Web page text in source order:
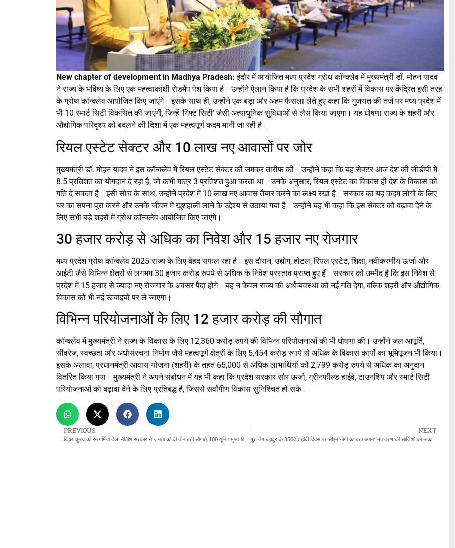
New chapter of development in Madhya Pradesh:इंदौर में आयोजित मध्य प्रदेश ग्रोथ कॉन्क्लेव में मुख्यमंत्री डॉ. मोहन यादव
ने राज्य के भविष्य के लिए एक महत्वाकांक्षी रोडमैप पेश किया है। उन्होंने ऐलान किया है कि प्रदेश के सभी शहरों में विकास पर केंद्रित इसी तरह
के ग्रोथ कॉन्क्लेव आयोजित किए जाएंगे। इसके साथ ही, उन्होंने एक बड़ा और अहम फैसला लेते हुए कहा कि गुजरात की तर्ज पर मध्य प्रदेश में
भी 10 स्मार्ट सिटी विकसित की जाएंगी, जिन्हें ‘गिफ्ट सिटी’ जैसी अत्याधुनिक सुविधाओं से लैस किया जाएगा। यह घोषणा राज्य के शहरी और
औद्योगिक परिदृश्य को बदलने की दिशा में एक महत्वपूर्ण कदम मानी जा रही है।
रियल एस्टेट सेक्टर और 10 लाख नए आवासों पर जोर
मुख्यमंत्री डॉ. मोहन यादव ने इस कॉन्क्लेव में रियल एस्टेट सेक्टर की जमकर तारीफ की। उन्होंने कहा कि यह सेक्टर आज देश की जीडीपी में
8.5 प्रतिशत का योगदान दे रहा है, जो कभी मात्र 3 प्रतिशत हुआ करता था। उनके अनुसार, रियल एस्टेट का विकास ही देश के विकास को
गति दे सकता है। इसी सोच के साथ, उन्होंने प्रदेश में 10 लाख नए आवास तैयार करने का लक्ष्य रखा है। सरकार का यह कदम लोगों के लिए
घर का सपना पूरा करने और उनके जीवन में खुशहाली लाने के उद्देश्य से उठाया गया है। उन्होंने यह भी कहा कि इस सेक्टर को बढ़ावा देने के
लिए सभी बड़े शहरों में ग्रोथ कॉन्क्लेव आयोजित किए जाएंगे।
30 हजार करोड़ से अधिक का निवेश और 15 हजार नए रोजगार
मध्य प्रदेश ग्रोथ कॉन्क्लेव 2025 राज्य के लिए बेहद सफल रहा है। इस दौरान, उद्योग, होटल, रियल एस्टेट, शिक्षा, नवीकरणीय ऊर्जा और
आईटी जैसे विभिन्न क्षेत्रों से लगभग 30 हजार करोड़ रुपये से अधिक के निवेश प्रस्ताव प्राप्त हुए हैं। सरकार को उम्मीद है कि इस निवेश से
प्रदेश में 15 हजार से ज्यादा नए रोजगार के अवसर पैदा होंगे। यह न केवल राज्य की अर्थव्यवस्था को नई गति देगा, बल्कि शहरी और औद्योगिक
विकास को भी नई ऊंचाइयों पर ले जाएगा।
विभिन्न परियोजनाओं के लिए 12 हजार करोड़ की सौगात
कॉन्क्लेव में मुख्यमंत्री ने राज्य के विकास के लिए 12,360 करोड़ रुपये की विभिन्न परियोजनाओं की भी घोषणा की। उन्होंने जल आपूर्ति,
सीवरेज, स्वच्छता और अधोसंरचना निर्माण जैसे महत्वपूर्ण क्षेत्रों के लिए 5,454 करोड़ रुपये से अधिक के विकास कार्यों का भूमिपूजन भी किया।
इसके अलावा, प्रधानमंत्री आवास योजना (शहरी) के तहत 65,000 से अधिक लाभार्थियों को 2,799 करोड़ रुपये से अधिक का अनुदान
वितरित किया गया। मुख्यमंत्री ने अपने संबोधन में यह भी कहा कि प्रदेश सरकार सौर ऊर्जा, ग्रीनफील्ड हाईवे, टाउनशिप और स्मार्ट सिटी
परियोजनाओं को बढ़ावा देने के लिए प्रतिबद्ध है, जिससे सर्वांगीण विकास सुनिश्चित हो सके।
PREVIOUS
बिहार चुनाव की सरगर्मियां तेज: नीतीश सरकार ने जनता को दीं तीन बड़ी सौगातें, 100 यूनिट मुफ्त बिजली देने की तैयारी
NEXT
गुरु तेग बहादुर के 350वें शहीदी दिवस पर सीएम योगी का बड़ा बयान: ‘मतांतरण की साजिशों को नाकाम करने के लिए रहें सजग’